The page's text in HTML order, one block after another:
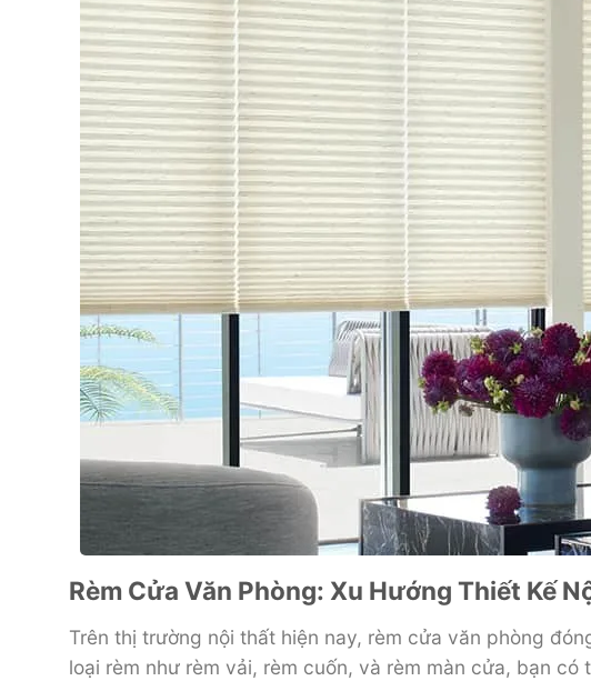
Rèm Cửa Văn Phòng: Xu Hướng Thiết Kế
Trên thị trường nội thất hiện nay, rèm cửa văn phòng
loại rèm như rèm vải, rèm cuốn, và rèm màn cửa, bạn